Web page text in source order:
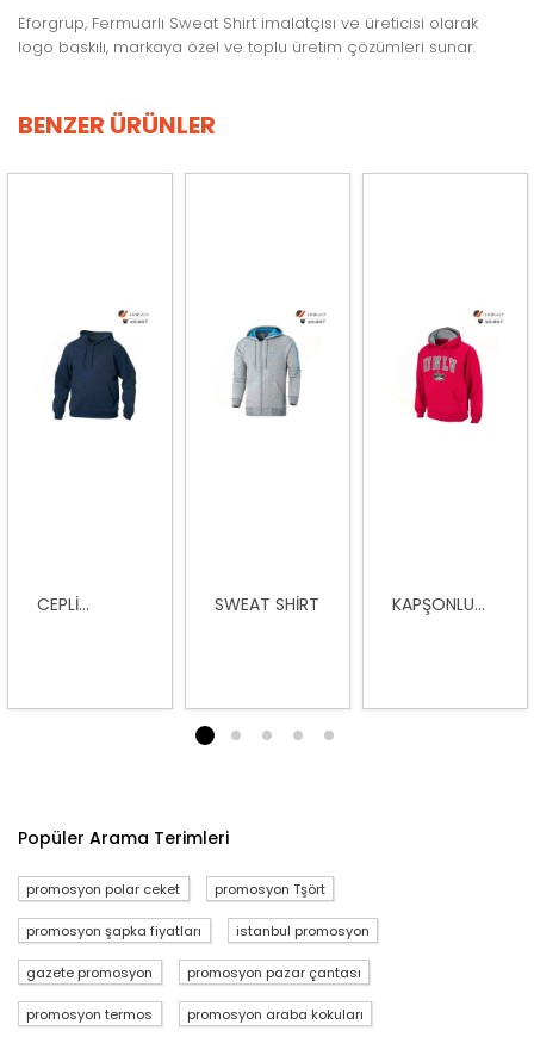
Eforgrup, Fermuarlı Sweat Shirt imalatçısı ve üreticisi olarak
logo baskılı, markaya özel ve toplu üretim çözümleri sunar.
BENZER ÜRÜNLER
CEPLI... SWEAT SHIRT KAPŞONLU...
2 3 4 5
Popüler Arama Terimleri
promosyon polar ceket promosyon Tşört
promosyon şapka fiyatları istanbul promosyon
gazete promosyon promosyon pazar çantası
promosyon termos promosyon araba kokuları